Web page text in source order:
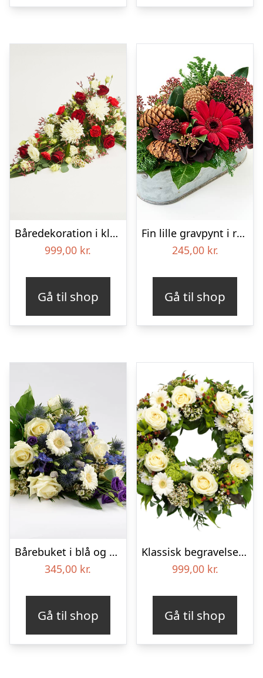
Båredekoration i klassisk stil – rød og hvid
999,00 kr.
Gå til shop
Fin lille gravpynt i rød, floristens valg – Blomster til begravelse
245,00 kr.
Gå til shop
Bårebuket i blå og hvide nuancer – Blomster til begravelse
345,00 kr.
Gå til shop
Klassisk begravelses­krans
999,00 kr.
Gå til shop